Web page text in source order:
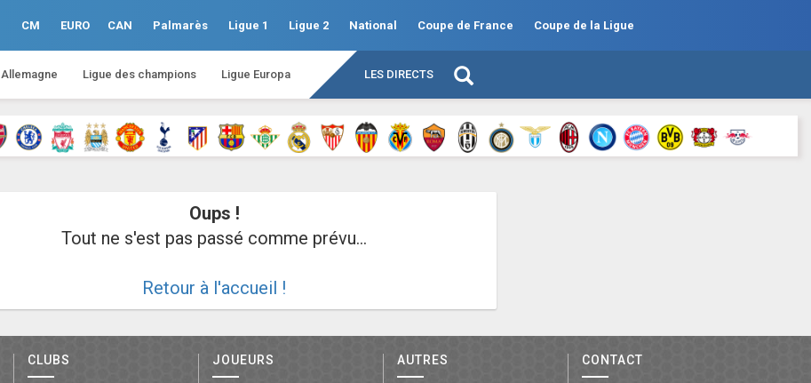
CM EURO CAN Palmarès Ligue 1 Ligue 2 National Coupe de France Coupe de la Ligue
Allemagne Ligue des champions Ligue Europa LES DIRECTS
Oups !
Tout ne s'est pas passé comme prévu...
Retour à l'accueil !
CLUBS JOUEURS AUTRES CONTACT